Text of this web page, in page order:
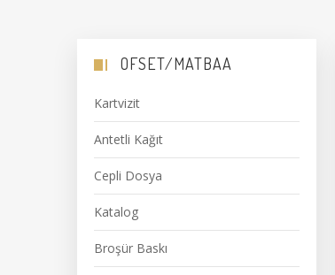
OFSET/MATBAA
Kartvizit
Antetli Kağıt
Cepli Dosya
Katalog
Broşür Baskı